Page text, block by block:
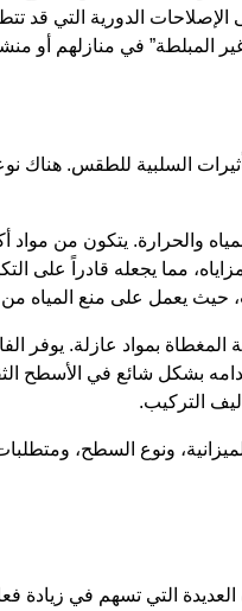
الدورية التي قد
المبلطة” في منازلهم أو
السلبية للطقس.
والحرارة. يتكون من
مما يجعله قادراً
يعمل على منع المياه من
بمواد عازلة. يوفر
بشكل شائع في الأسطح
التركيب.
ونوع السطح،
التي تسهم في زيادة